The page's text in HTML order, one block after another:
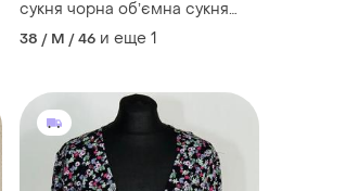
сукня чорна обʼємна сукня
envii
38 / M / 46 и еще 1